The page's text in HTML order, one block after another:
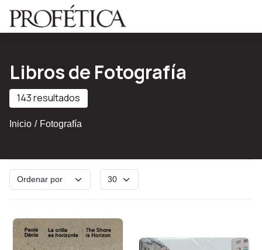
Saltar al contenido principal
Libros de Fotografía
143 resultados
Inicio Fotografía